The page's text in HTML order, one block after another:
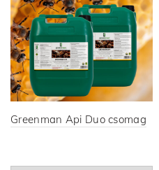
Greenman Api Duo csomag